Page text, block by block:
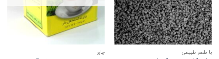
با طعم طبیعی چاي